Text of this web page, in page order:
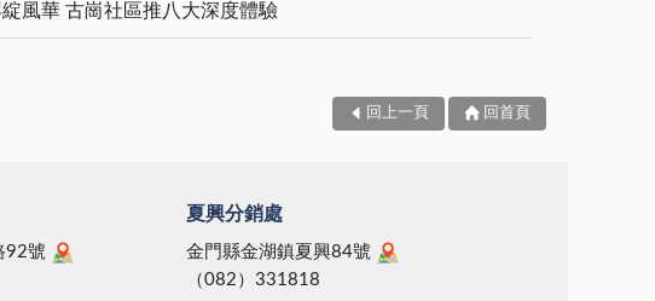
風華 古崗社區推八大深度體驗
回上一頁 回首頁
92號
夏興分銷處
金門縣金湖鎮夏興84號
（082）331818